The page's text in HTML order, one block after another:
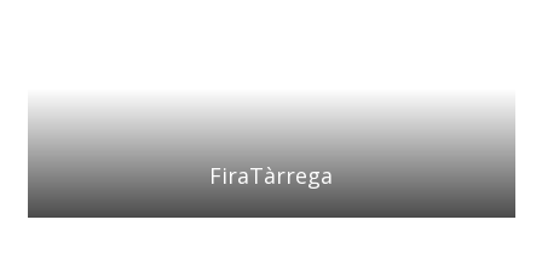
FiraTàrrega